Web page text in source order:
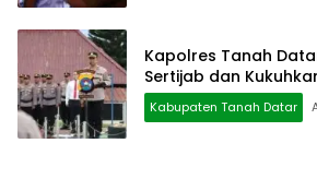
Kapolres Tanah
Sertijab dan
Kabupaten Tanah Datar